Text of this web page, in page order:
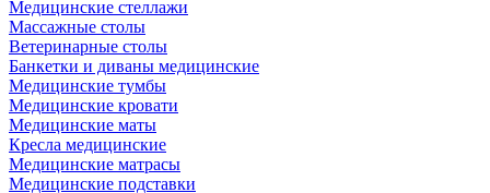
Медицинские стеллажи
Массажные столы
Ветеринарные столы
Банкетки и диваны медицинские
Медицинские тумбы
Медицинские кровати
Медицинские маты
Кресла медицинские
Медицинские матрасы
Медицинские подставки